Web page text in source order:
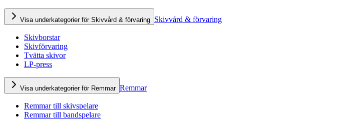
Visa underkategorier för Skivvård & förvaring Skivvård & förvaring
Skivborstar
Skivförvaring
Tvätta skivor
LP-press
Visa underkategorier för Remmar Remmar
Remmar till skivspelare
Remmar till bandspelare